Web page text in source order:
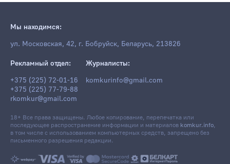
Мы находимся:
ул. Московская, 42, г. Бобруйск, Беларусь, 213826
Рекламный отдел:
+375 (225) 72-01-16
+375 (225) 77-79-88
rkomkur@gmail.com
Журналисты:
komkurinfo@gmail.com
18+ Все права защищены. Любое копирование, перепечатка или
последующее распространение информации и материалов komkur.info,
в том числе с использованием компьютерных средств, запрещено без
письменного разрешения редакции.